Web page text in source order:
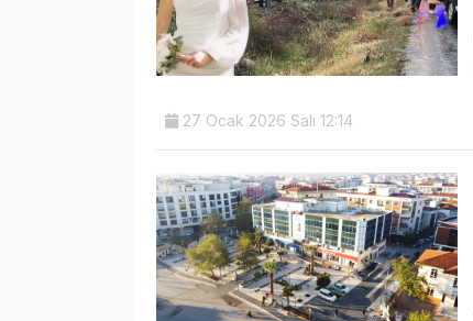
27 Ocak 2026 Salı 12:14